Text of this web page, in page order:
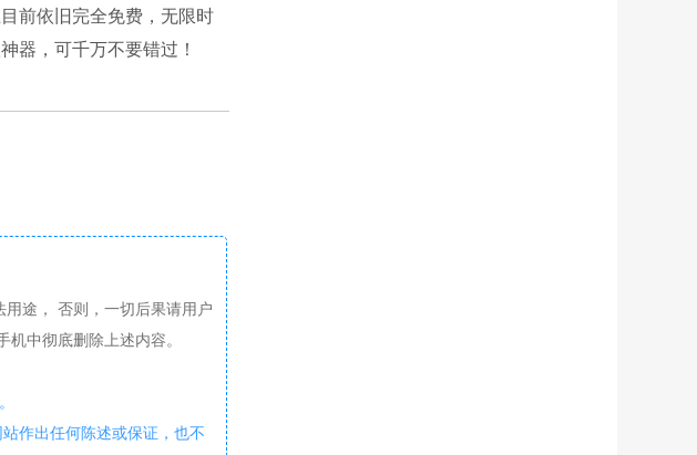
前依旧完全免费，无限时
器，可千万不要错过！
途， 否则，一切后果请用户
中彻底删除上述内容。
作出任何陈述或保证，也不